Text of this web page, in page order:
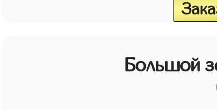
Большой